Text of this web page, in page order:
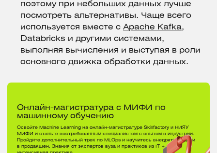
поэтому при небольших данных лучше
посмотреть альтернативы. Чаще всего
используется вместе с Apache Kafka,
Databricks и другими системами,
выполняя вычисления и выступая в роли
основного движка обработки данных.
Онлайн-магистратура с МИФИ по
машинному обучению
Освойте Machine Learning на онлайн-магистратуре Skillfactory и НИЯУ
МИФИ и станьте востребованным специалистом с опытом в индустрии.
Пройдите дополнительный трек по MLOps и научитесь внедрять модели
в продакшен. Знания от экспертов вуза и практиков из IT +